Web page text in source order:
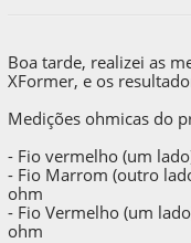
Boa tarde, realizei as
XFormer, e os
Medições ohmicas do
- Fio vermelho (um
- Fio Marrom (outro
ohm
- Fio Vermelho (um
ohm